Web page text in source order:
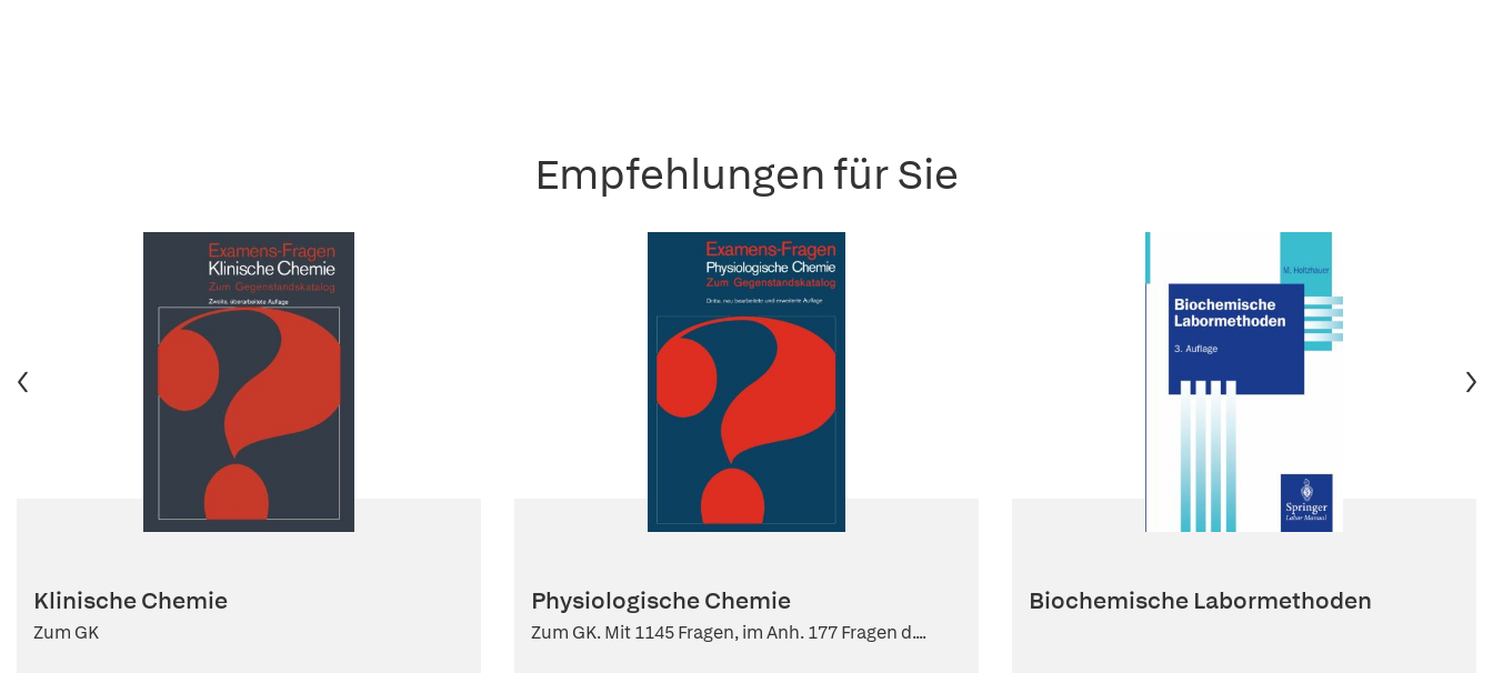
Empfehlungen für Sie
Klinische Chemie
Zum GK
Physiologische Chemie
Zum GK. Mit 1145 Fragen, im Anh. 177 Fragen d....
Biochemische Labormethoden